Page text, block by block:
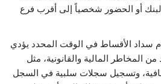
أو الحضور شخصياً إلى أقرب فرع
سداد الأقساط في الوقت المحدد يؤدي
المخاطر المالية والقانونية، مثل
وتسجيل سجلات سلبية في السجل